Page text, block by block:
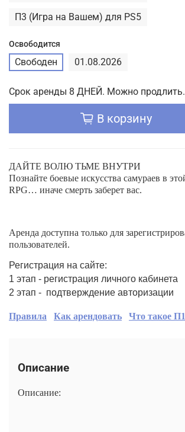
П3 (Игра на Вашем) для PS5
Освободится
Свободен 01.08.2026
Срок аренды 8 ДНЕЙ. Можно продлить.
В корзину
ДАЙТЕ ВОЛЮ ТЬМЕ ВНУТРИ
Познайте боевые искусства самураев в
RPG… иначе смерть заберет вас.
Аренда доступна только для
пользователей.
Регистрация на сайте:
1 этап - регистрация личного кабинета
2 этап - подтверждение авторизации
Правила Как арендовать Что такое
Описание
Описание: